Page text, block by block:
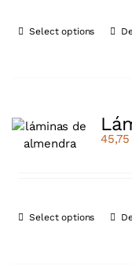
Select options
45,75
Select options